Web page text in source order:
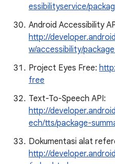
essibilityservice/
Android Accessibility
http://
w/accessibility/
Project Eyes Free:
free
Text-To-Speech API:
http://
ech/tts/package-
Dokumentasi alat
http://